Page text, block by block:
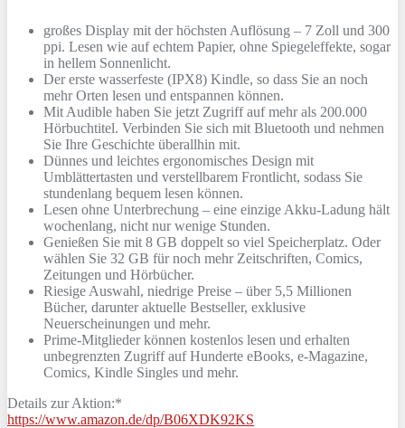
großes Display mit der höchsten Auflösung – 7 Zoll und 300
ppi. Lesen wie auf echtem Papier, ohne Spiegeleffekte, sogar
in hellem Sonnenlicht.
Der erste wasserfeste (IPX8) Kindle, so dass Sie an noch
mehr Orten lesen und entspannen können.
Mit Audible haben Sie jetzt Zugriff auf mehr als 200.000
Hörbuchtitel. Verbinden Sie sich mit Bluetooth und nehmen
Sie Ihre Geschichte überallhin mit.
Dünnes und leichtes ergonomisches Design mit
Umblättertasten und verstellbarem Frontlicht, sodass Sie
stundenlang bequem lesen können.
Lesen ohne Unterbrechung – eine einzige Akku-Ladung hält
wochenlang, nicht nur wenige Stunden.
Genießen Sie mit 8 GB doppelt so viel Speicherplatz. Oder
wählen Sie 32 GB für noch mehr Zeitschriften, Comics,
Zeitungen und Hörbücher.
Riesige Auswahl, niedrige Preise – über 5,5 Millionen
Bücher, darunter aktuelle Bestseller, exklusive
Neuerscheinungen und mehr.
Prime-Mitglieder können kostenlos lesen und erhalten
unbegrenzten Zugriff auf Hunderte eBooks, e-Magazine,
Comics, Kindle Singles und mehr.
Details zur Aktion:*
https://www.amazon.de/dp/B06XDK92KS